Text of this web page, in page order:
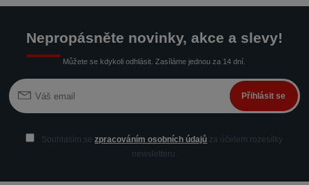
Nepropásněte novinky, akce a slevy!
Můžete se kdykoli odhlásit. Zasíláme jednou za 14 dní.
Přihlásit se
Souhlasím sezpracováním osobních údajů za účelem rozesílky
newsletteru.